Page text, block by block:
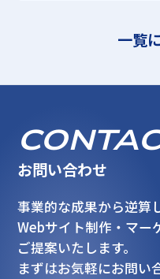
一覧
お問い合わせ
事業的な成果から逆算
Webサイト制作・マー
ご提案いたします。
まずはお気軽にお問い